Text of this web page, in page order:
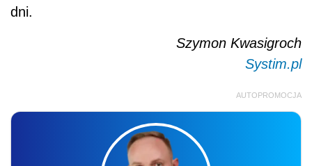
dni.
Szymon Kwasigroch
Systim.pl
AUTOPROMOCJA